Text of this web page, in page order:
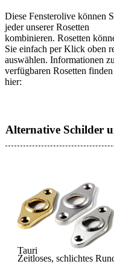
Diese Fensterolive können
jeder unserer Rosetten
kombinieren. Rosetten
Sie einfach per Klick oben
auswählen. Informationen
verfügbaren Rosetten
hier:
Alternative Schilder
Tauri
Zeitloses, schlichtes